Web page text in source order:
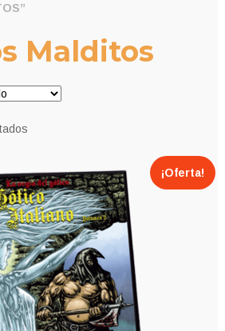
Malditos
¡Oferta!